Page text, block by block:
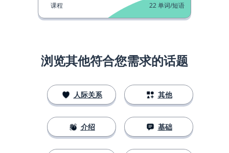
课程 22单词/短语
浏览其他符合您需求的话题
人际关系
介绍
其他
基础